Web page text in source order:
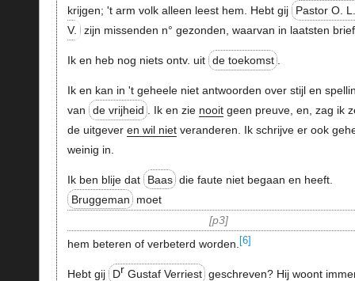
krijgen; 't arm volk alleen leest hem. Hebt gij
Pastor O. L.
V. zijn missenden n° gezonden, waarvan in laatsten
Ik en heb nog niets ontv. uit de toekomst
Ik en kan in 't geheele niet antwoorden over stijl en
van
de vrijheid . Ik en zie nooit geen preuve, en, zag ik
de uitgever en wil nietveranderen. Ik schrijve er ook
weinig in.
Ik ben blije dat Baas die faute niet begaan en heeft.
Bruggeman
moet
p3
hem beteren of verbeterd worden. [6]
Hebt gij Dr Gustaf Verriest geschreven? Hij woont